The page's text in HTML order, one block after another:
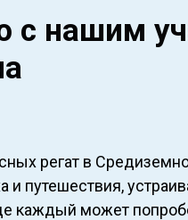
с нашим
регат в
путешествия,
каждый может